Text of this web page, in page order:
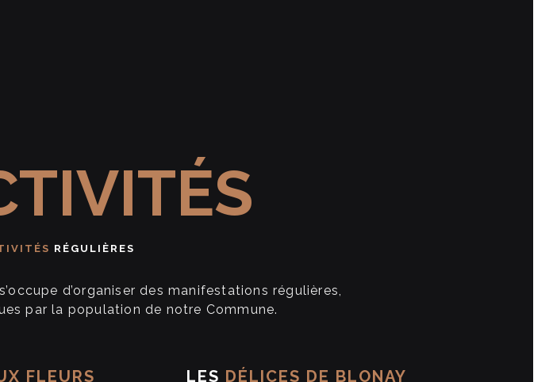
RÉGULIÈRES
d’organiser des manifestations régulières,
par la population de notre Commune.
FLEURS LES DÉLICES DE BLONAY